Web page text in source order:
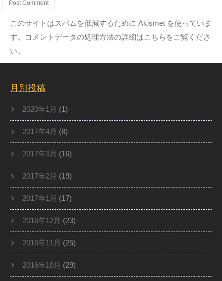
このサイトはスパムを低減するために Akismet を使っていま
す。
コメントデータの処理方法の詳細はこちらをご覧くださ
い。
月別投稿
2020年1月 (1)
2017年4月 (8)
2017年3月 (16)
2017年2月 (19)
2017年1月 (17)
2016年12月 (23)
2016年11月 (25)
2016年10月 (29)